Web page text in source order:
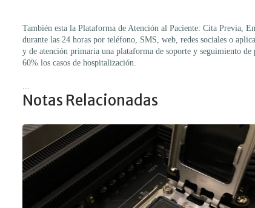
También esta la Plataforma de Atención al Paciente: Cita Previa,
durante las 24 horas por teléfono, SMS, web, redes sociales o
y de atención primaria una plataforma de soporte y seguimiento
60% los casos de hospitalización.
...
Notas Relacionadas